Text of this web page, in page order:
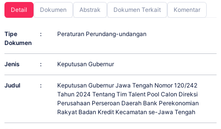
Detail Dokumen Abstrak Dokumen Terkait Komentar
Tipe
Dokumen
: Peraturan Perundang-undangan
Jenis : Keputusan Gubernur
Judul :
Keputusan Gubernur Jawa Tengah Nomor 120/242
Tahun 2024 Tentang Tim Talent Pool Calon Direksi
Perusahaan Perseroan Daerah Bank Perekonomian
Rakyat Badan Kredit Kecamatan se-Jawa Tengah